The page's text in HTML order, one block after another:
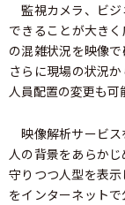
監視カメラ、ビジ
できることが大き
の混雑状況を映像
さらに現場の状況
人員配置の変更も可
映像解析サービス
人の背景をあらか
守りつつ人型を表
をインターネット